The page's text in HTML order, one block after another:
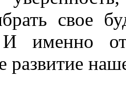
свое
И именно
развитие